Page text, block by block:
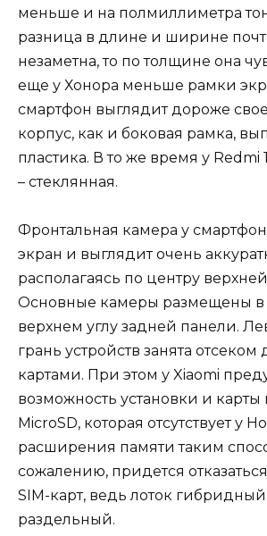
меньше и на полмиллиметра
разница в длине и ширине
незаметна, то по толщине она
еще у Хонора меньше рамки
смартфон выглядит дороже
корпус, как и боковая рамка,
пластика. В то же время у Redmi
– стеклянная.
Фронтальная камера у
экран и выглядит очень
располагаясь по центру
Основные камеры размещены в
верхнем углу задней панели.
грань устройств занята отсеком
картами. При этом у Xiaomi
возможность установки и карты
MicroSD, которая отсутствует у
расширения памяти таким
сожалению, придется
SIM-карт, ведь лоток
раздельный.